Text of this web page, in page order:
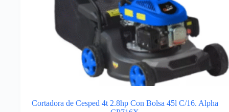
Cortadora de Cesped 4t 2.8hp Con Bolsa 45l C/16. Alpha